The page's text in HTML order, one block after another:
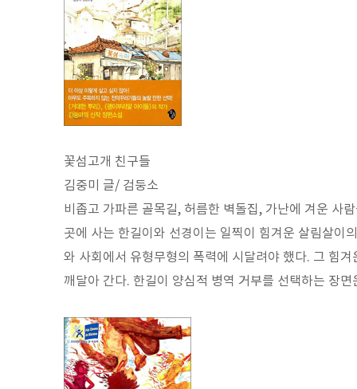
꽃섬고개 친구들
김중미 글/ 검둥소
비좁고 가파른 골목길, 허름한 벽돌집, 가난에 겨운 사
곳에 사는 한길이와 선경이는 일찍이 힘겨운 살림살이
와 사회에서 유형무형의 폭력에 시달려야 했다. 그 힘
깨달아 간다. 한길이 양심적 병역 거부를 선택하는 장